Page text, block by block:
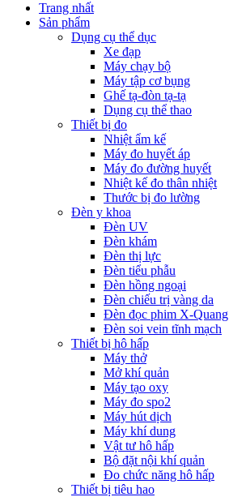
Trang nhất
Sản phẩm
Dụng cụ thể dục
Xe đạp
Máy chạy bộ
Máy tập cơ bụng
Ghế tạ-đòn tạ-tạ
Dụng cụ thể thao
Thiết bị đo
Nhiệt ẩm kế
Máy đo huyết áp
Máy đo đường huyết
Nhiệt kế đo thân nhiệt
Thước bị đo lường
Đèn y khoa
Đèn UV
Đèn khám
Đèn thị lực
Đèn tiểu phẫu
Đèn hồng ngoại
Đèn chiếu trị vàng da
Đèn đọc phim X-Quang
Đèn soi vein tĩnh mạch
Thiết bị hô hấp
Máy thở
Mở khí quản
Máy tạo oxy
Máy đo spo2
Máy hút dịch
Máy khí dung
Vật tư hô hấp
Bộ đặt nội khí quản
Đo chức năng hô hấp
Thiết bị tiêu hao